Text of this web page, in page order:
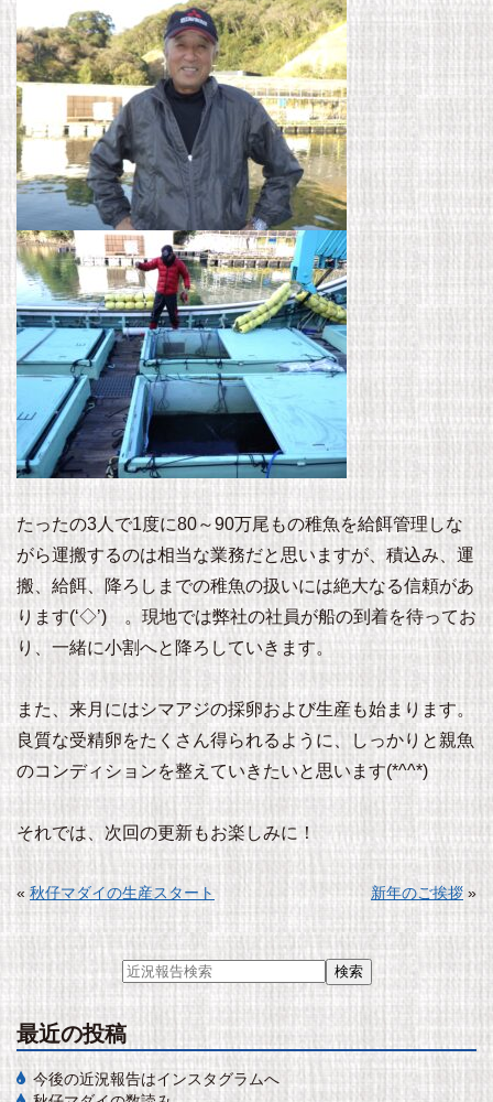
たったの3人で1度に80～90万尾もの稚魚を給餌管理しな
がら運搬するのは相当な業務だと思いますが、積込み、運
搬、給餌、降ろしまでの稚魚の扱いには絶大なる信頼があ
ります(‘◇’)ゞ。現地では弊社の社員が船の到着を待ってお
り、一緒に小割へと降ろしていきます。
また、来月にはシマアジの採卵および生産も始まります。
良質な受精卵をたくさん得られるように、しっかりと親魚
のコンディションを整えていきたいと思います(*^^*)
それでは、次回の更新もお楽しみに！
« 秋仔マダイの生産スタート 新年のご挨拶 »
最近の投稿
今後の近況報告はインスタグラムへ